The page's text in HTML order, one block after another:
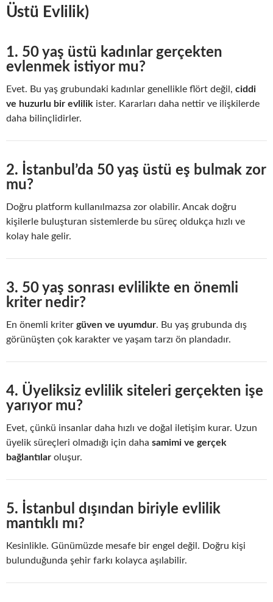
Üstü Evlilik)
1. 50 yaş üstü kadınlar gerçekten
evlenmek istiyor mu?
Evet. Bu yaş grubundaki kadınlar genellikle flört değil, ciddi
ve huzurlu bir evlilik ister. Kararları daha nettir ve ilişkilerde
daha bilinçlidirler.
2. İstanbul’da 50 yaş üstü eş bulmak zor
mu?
Doğru platform kullanılmazsa zor olabilir. Ancak doğru
kişilerle buluşturan sistemlerde bu süreç oldukça hızlı ve
kolay hale gelir.
3. 50 yaş sonrası evlilikte en önemli
kriter nedir?
En önemli kriter güven ve uyumdur. Bu yaş grubunda dış
görünüşten çok karakter ve yaşam tarzı ön plandadır.
4. Üyeliksiz evlilik siteleri gerçekten işe
yarıyor mu?
Evet, çünkü insanlar daha hızlı ve doğal iletişim kurar. Uzun
üyelik süreçleri olmadığı için daha samimi ve gerçek
bağlantılar oluşur.
5. İstanbul dışından biriyle evlilik
mantıklı mı?
Kesinlikle. Günümüzde mesafe bir engel değil. Doğru kişi
bulunduğunda şehir farkı kolayca aşılabilir.